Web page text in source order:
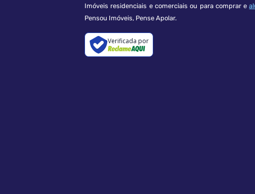
Imóveis residenciais e comerciais ou para comprar e
Pensou Imóveis, Pense Apolar.
Verificada por